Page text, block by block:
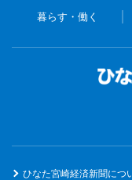
暮らす・働く
ひなた宮崎経済新聞につ